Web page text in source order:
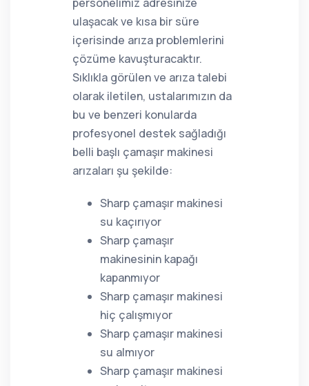
ulaşacak ve kısa bir süre
içerisinde arıza problemlerini
çözüme kavuşturacaktır.
Sıklıkla görülen ve arıza talebi
olarak iletilen, ustalarımızın da
bu ve benzeri konularda
profesyonel destek sağladığı
belli başlı çamaşır makinesi
arızaları şu şekilde:
Sharp çamaşır makinesi
su kaçırıyor
Sharp çamaşır
makinesinin kapağı
kapanmıyor
Sharp çamaşır makinesi
hiç çalışmıyor
Sharp çamaşır makinesi
su almıyor
Sharp çamaşır makinesi